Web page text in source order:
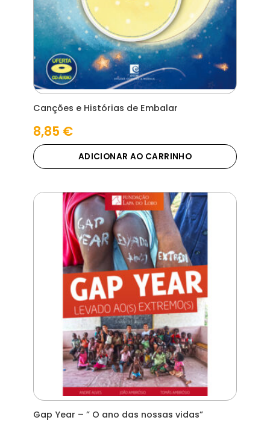
Canções e Histórias de Embalar
8,85 €
ADICIONAR AO CARRINHO
Gap Year – ” O ano das nossas vidas”